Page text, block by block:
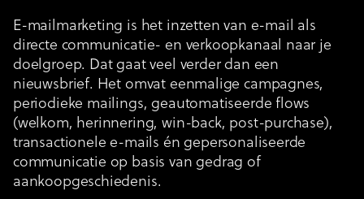
E-mailmarketing is het inzetten van e-mail als
directe communicatie- en verkoopkanaal naar je
doelgroep. Dat gaat veel verder dan een
nieuwsbrief. Het omvat eenmalige campagnes,
periodieke mailings, geautomatiseerde flows
(welkom, herinnering, win-back, post-purchase),
transactionele e-mails én gepersonaliseerde
communicatie op basis van gedrag of
aankoopgeschiedenis.